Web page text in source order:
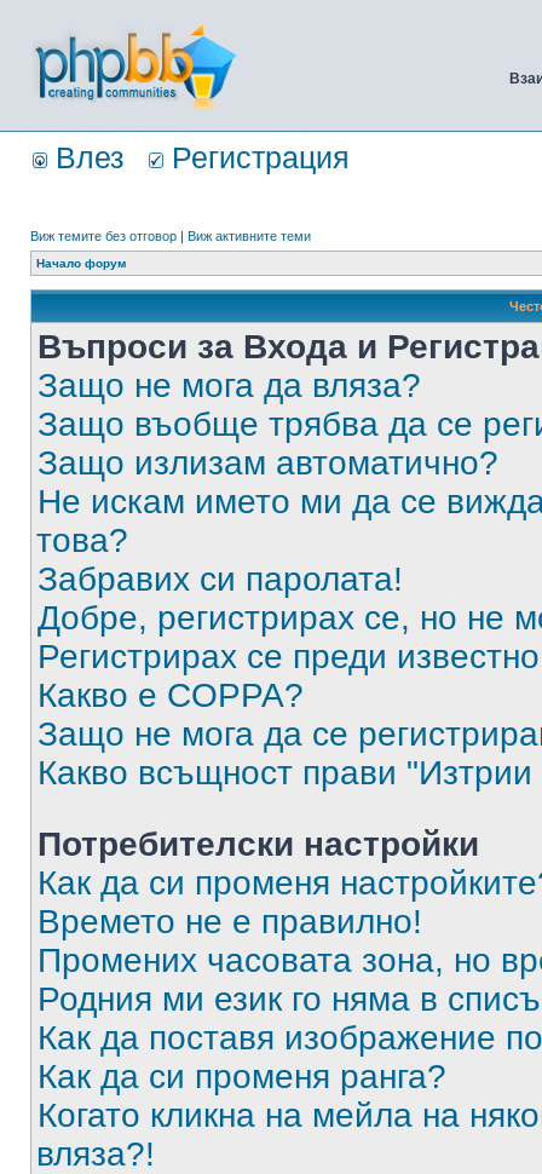
Влез Регистрация
Виж темите без отговор | Виж активните теми
Начало форум
Въпроси за Входа и
Защо не мога да вляза?
Защо въобще трябва да се
Защо излизам автоматично?
Не искам името ми да се
това?
Забравих си паролата!
Добре, регистрирах се, но не
Регистрирах се преди
Какво е COPPA?
Защо не мога да се
Какво всъщност прави "Изтрии
Потребителски настройки
Как да си променя
Времето не е правилно!
Промених часовата зона, но
Родния ми език го няма в
Как да поставя изображение
Как да си променя ранга?
Когато кликна на мейла на
вляза?!